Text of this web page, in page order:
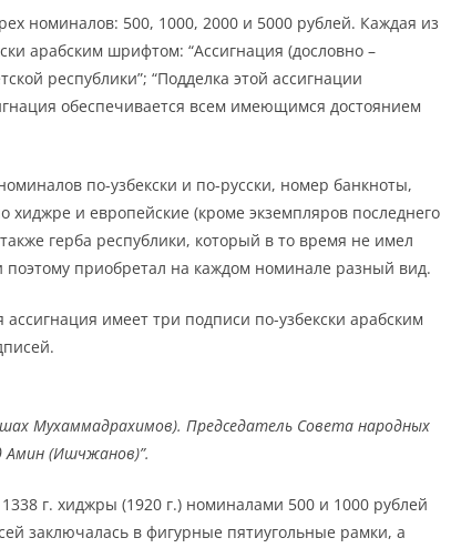
номиналов: 500, 1000, 2000 и 5000 рублей. Каждая из
арабским шрифтом: “Ассигнация (дословно –
республики”; “Подделка этой ассигнации
обеспечивается всем имеющимся достоянием
по-узбекски и по-русски, номер банкноты,
и европейские (кроме экземпляров последнего
герба республики, который в то время не имел
приобретал на каждом номинале разный вид.
имеет три подписи по-узбекски арабским
Мухаммадрахимов). Председатель Совета народных
Амин (Ишчжанов)”.
г. хиджры (1920 г.) номиналами 500 и 1000 рублей
заключалась в фигурные пятиугольные рамки, а